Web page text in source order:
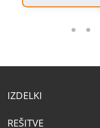
IZDELKI
REŠITVE